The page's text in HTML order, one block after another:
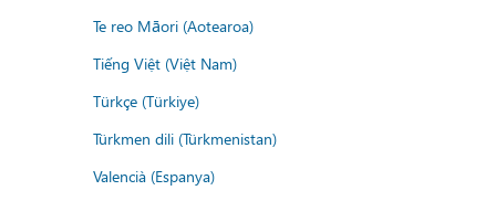
Te reo Māori (Aotearoa)
Tiếng Việt (Việt Nam)
Türkçe (Türkiye)
Türkmen dili (Türkmenistan)
Valencià (Espanya)